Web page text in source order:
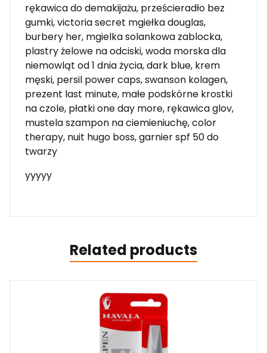
rękawica do demakijażu, prześcieradło bez
gumki, victoria secret mgiełka douglas,
burbery her, mgielka solankowa zablocka,
plastry żelowe na odciski, woda morska dla
niemowląt od 1 dnia życia, dark blue, krem
męski, persil power caps, swanson kolagen,
prezent last minute, małe podskórne krostki
na czole, płatki one day more, rękawica glov,
mustela szampon na ciemieniuchę, color
therapy, nuit hugo boss, garnier spf 50 do
twarzy
yyyyy
Related products